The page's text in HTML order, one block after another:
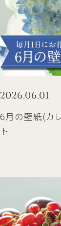
2026.06.01
6月の壁紙(カ
ト